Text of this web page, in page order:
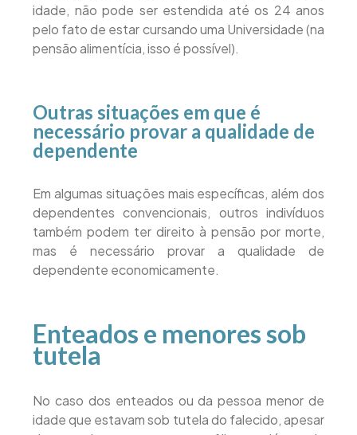
idade, não pode ser estendida até os 24 anos
pelo fato de estar cursando uma Universidade (na
pensão alimentícia, isso é possível).
Outras situações em que é
necessário provar a qualidade de
dependente
Em algumas situações mais específicas, além dos
dependentes convencionais, outros indivíduos
também podem ter direito à pensão por morte,
mas é necessário provar a qualidade de
dependente economicamente.
Enteados e menores sob
tutela
No caso dos enteados ou da pessoa menor de
idade que estavam sob tutela do falecido, apesar